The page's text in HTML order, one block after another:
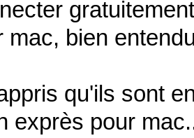
mac, bien
qu'ils sont
exprès pour